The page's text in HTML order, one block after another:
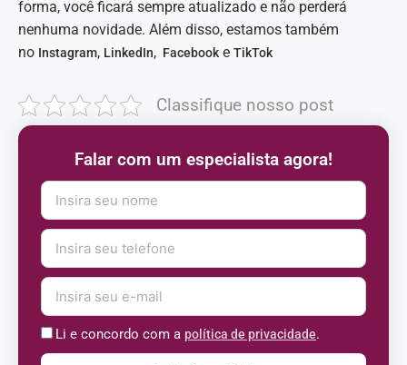
forma, você ficará sempre atualizado e não perderá
nenhuma novidade. Além disso, estamos também
no Instagram, LinkedIn, Facebook e TikTok
Classifique nosso post
Falar com um especialista agora!
Li e concordo com a política de privacidade.